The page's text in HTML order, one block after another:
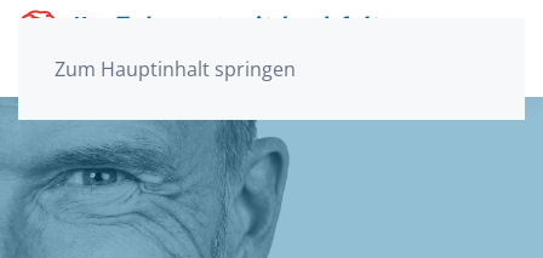
Zum Hauptinhalt springen